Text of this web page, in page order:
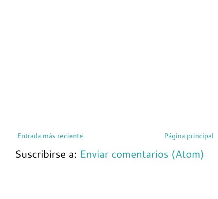
Entrada más reciente Página principal
Suscribirse a: Enviar comentarios (Atom)